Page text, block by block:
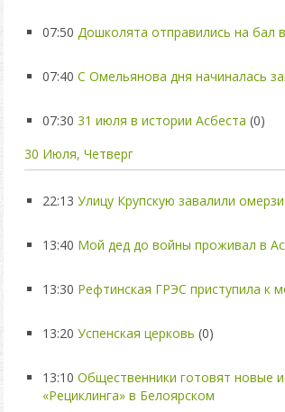
07:50 Дошколята отправились на бал
07:40 С Омельянова дня начиналась
07:30 31 июля в истории Асбеста (0)
30 Июля, Четверг
22:13 Улицу Крупскую завалили
13:40 Мой дед до войны проживал в
13:30 Рефтинская ГРЭС приступила к
13:20 Успенская церковь (0)
13:10 Общественники готовят новые
«Рециклинга» в Белоярском